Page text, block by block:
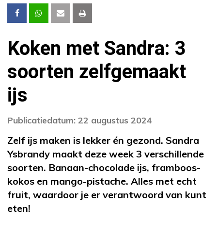
Koken met Sandra: 3
soorten zelfgemaakt
ijs
Publicatiedatum: 22 augustus 2024
Zelf ijs maken is lekker én gezond. Sandra
Ysbrandy maakt deze week 3 verschillende
soorten. Banaan-chocolade ijs, framboos-
kokos en mango-pistache. Alles met echt
fruit, waardoor je er verantwoord van kunt
eten!